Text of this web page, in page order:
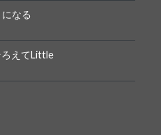
なる
ろえてLittle